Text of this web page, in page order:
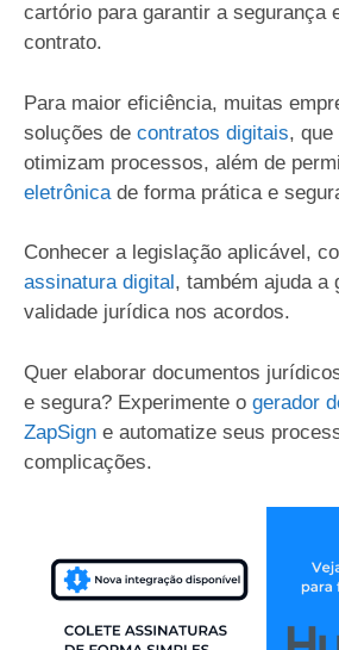
cartório para garantir a segurança
contrato.
Para maior eficiência, muitas
soluções de contratos digitais,
otimizam processos, além de
eletrônica de forma prática e
Conhecer a legislação aplicável,
assinatura digital, também ajuda a
validade jurídica nos acordos.
Quer elaborar documentos
e segura? Experimente o gerador
ZapSign e automatize seus
complicações.